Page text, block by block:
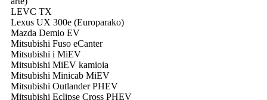
LEVC TX
Lexus UX 300e (Europarako)
Mazda Demio EV
Mitsubishi Fuso eCanter
Mitsubishi i MiEV
Mitsubishi MiEV kamioia
Mitsubishi Minicab MiEV
Mitsubishi Outlander PHEV
Mitsubishi Eclipse Cross PHEV